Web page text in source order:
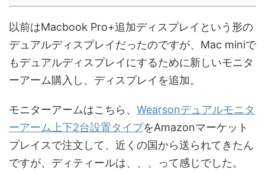
以前はMacbook Pro+追加ディスプレイという形の
デュアルディスプレイだったのですが、Mac miniで
もデュアルディスプレイにするために新しいモニタ
ーアーム購入し、ディスプレイを追加。
モニターアームはこちら、 Wearsonデュアルモニタ
ーアーム上下2台設置タイプをAmazonマーケット
プレイスで注文して、近くの国から送られてきたん
ですが、ディティールは、、、って感じでした。